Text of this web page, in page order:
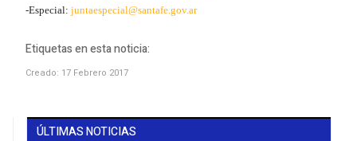
-Especial: juntaespecial@santafe.gov.ar
Etiquetas en esta noticia:
Creado: 17 Febrero 2017
ÚLTIMAS NOTICIAS